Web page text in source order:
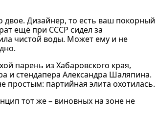
двое. Дизайнер, то есть ваш покорный
ещё при СССР сидел за
чистой воды. Может ему и не
парень из Хабаровского края,
и стендапера Александра Шаляпина.
простым: партийная элита охотилась.
тот же – виновных на зоне не